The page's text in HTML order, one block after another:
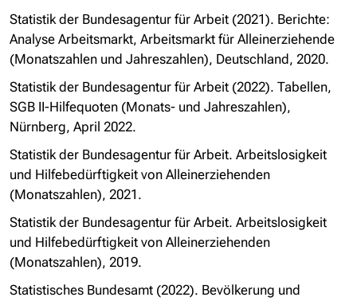
Statistik der Bundesagentur für Arbeit (2021). Berichte:
Analyse Arbeitsmarkt, Arbeitsmarkt für Alleinerziehende
(Monatszahlen und Jahreszahlen), Deutschland, 2020.
Statistik der Bundesagentur für Arbeit (2022). Tabellen,
SGB II-Hilfequoten (Monats- und Jahreszahlen),
Nürnberg, April 2022.
Statistik der Bundesagentur für Arbeit. Arbeitslosigkeit
und Hilfebedürftigkeit von Alleinerziehenden
(Monatszahlen), 2021.
Statistik der Bundesagentur für Arbeit. Arbeitslosigkeit
und Hilfebedürftigkeit von Alleinerziehenden
(Monatszahlen), 2019.
Statistisches Bundesamt (2022). Bevölkerung und